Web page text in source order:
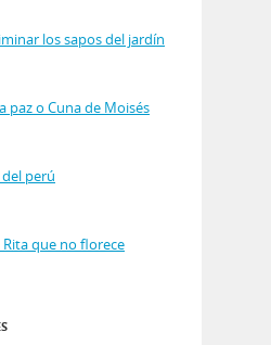
los sapos del jardín
paz o Cuna de Moisés
del perú
Rita que no florece